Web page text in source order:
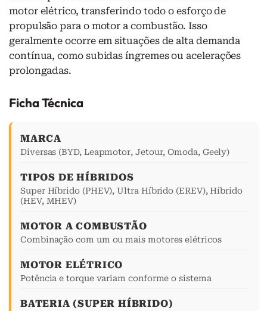
motor elétrico, transferindo todo o esforço de
propulsão para o motor a combustão. Isso
geralmente ocorre em situações de alta demanda
contínua, como subidas íngremes ou acelerações
prolongadas.
Ficha Técnica
MARCA
Diversas (BYD, Leapmotor, Jetour, Omoda, Geely)
TIPOS DE HÍBRIDOS
Super Híbrido (PHEV), Ultra Híbrido (EREV), Híbrido
(HEV, MHEV)
MOTOR A COMBUSTÃO
Combinação com um ou mais motores elétricos
MOTOR ELÉTRICO
Potência e torque variam conforme o sistema
BATERIA (SUPER HÍBRIDO)